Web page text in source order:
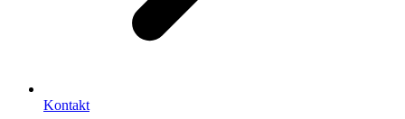
Kontakt